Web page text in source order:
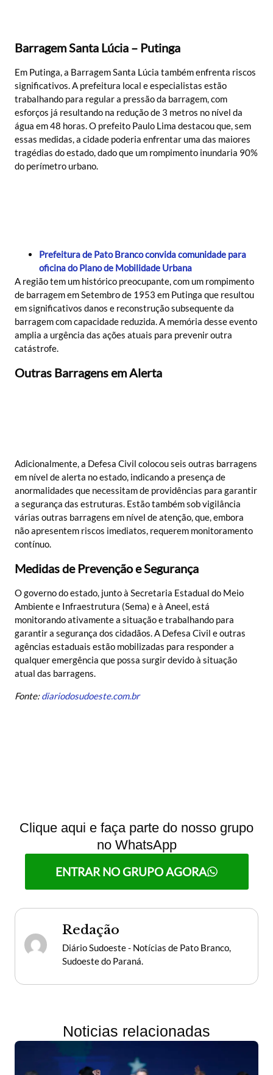
Barragem Santa Lúcia – Putinga
Em Putinga, a Barragem Santa Lúcia também enfrenta riscos
significativos. A prefeitura local e especialistas estão
trabalhando para regular a pressão da barragem, com
esforços já resultando na redução de 3 metros no nível da
água em 48 horas. O prefeito Paulo Lima destacou que, sem
essas medidas, a cidade poderia enfrentar uma das maiores
tragédias do estado, dado que um rompimento inundaria 90%
do perímetro urbano.
Prefeitura de Pato Branco convida comunidade para
oficina do Plano de Mobilidade Urbana
A região tem um histórico preocupante, com um rompimento
de barragem em Setembro de 1953 em Putinga que resultou
em significativos danos e reconstrução subsequente da
barragem com capacidade reduzida. A memória desse evento
amplia a urgência das ações atuais para prevenir outra
catástrofe.
Outras Barragens em Alerta
Adicionalmente, a Defesa Civil colocou seis outras barragens
em nível de alerta no estado, indicando a presença de
anormalidades que necessitam de providências para garantir
a segurança das estruturas. Estão também sob vigilância
várias outras barragens em nível de atenção, que, embora
não apresentem riscos imediatos, requerem monitoramento
contínuo.
Medidas de Prevenção e Segurança
O governo do estado, junto à Secretaria Estadual do Meio
Ambiente e Infraestrutura (Sema) e à Aneel, está
monitorando ativamente a situação e trabalhando para
garantir a segurança dos cidadãos. A Defesa Civil e outras
agências estaduais estão mobilizadas para responder a
qualquer emergência que possa surgir devido à situação
atual das barragens.
Fonte:diariodosudoeste.com.br
Clique aqui e faça parte do nosso grupo
no WhatsApp
ENTRAR NO GRUPO AGORA
Redação
Diário Sudoeste - Notícias de Pato Branco,
Sudoeste do Paraná.
Noticias relacionadas